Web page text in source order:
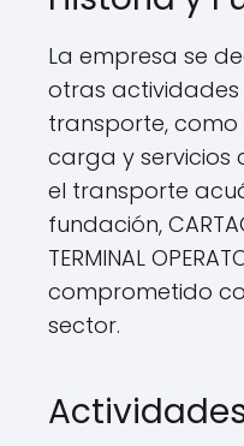
La empresa se
otras
transporte,
carga y servicios
el transporte
fundación,
TERMINAL
comprometido
sector.